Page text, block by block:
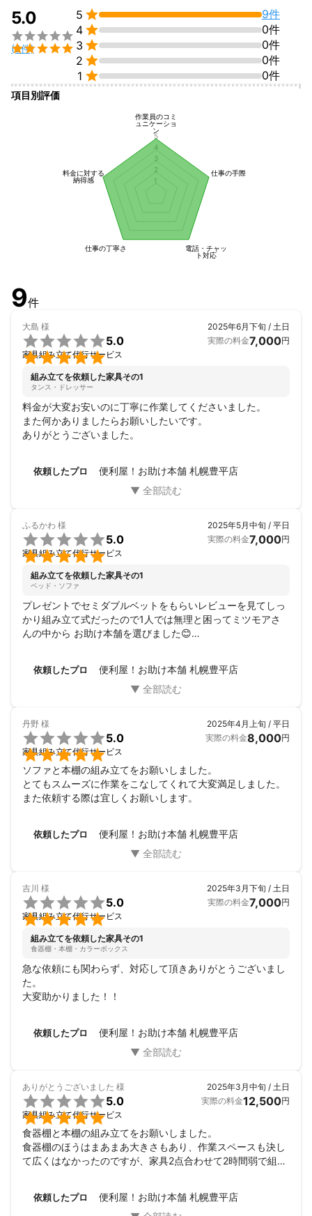
5.0


(9件)
5 
9件
4 
0件
3 
0件
2 
0件
1  0件
項目別評価
作業員のコミ
ュニケーショ
ン
仕事の手際
電話・チャッ
ト対応
仕事の丁寧さ
料金に対する
納得感
1
2
3
4
5
9件
大島 様


5.0
家具組み立て代行サービス
2025年6月下旬 / 土日
実際の料金7,000円
組み立てを依頼した家具その1
タンス・ドレッサー
料金が大変お安いのに丁寧に作業してくださいました。
また何かありましたらお願いしたいです。
ありがとうございました。
依頼したプロ 便利屋！お助け本舗 札幌豊平店
ふるかわ 様


5.0
家具組み立て代行サービス
2025年5月中旬 / 平日
実際の料金7,000円
組み立てを依頼した家具その1
ベッド・ソファ
プレゼントでセミダブルベットをもらいレビューを見てしっ
かり組み立て式だったので1人では無理と困ってミツモアさ
んの中から お助け本舗を選びました😊
今後も何かの時はお願いしたいと思います(*^^*)
ありがとうございました( * ॑꒳ ॑*)
依頼したプロ 便利屋！お助け本舗 札幌豊平店
丹野 様


5.0
家具組み立て代行サービス
2025年4月上旬 / 平日
実際の料金8,000円
ソファと本棚の組み立てをお願いしました。
とてもスムーズに作業をこなしてくれて大変満足しました。
また依頼する際は宜しくお願いします。
依頼したプロ 便利屋！お助け本舗 札幌豊平店
吉川 様


5.0
家具組み立て代行サービス
2025年3月下旬 / 土日
実際の料金7,000円
組み立てを依頼した家具その1
食器棚・本棚・カラーボックス
急な依頼にも関わらず、対応して頂きありがとうございまし
た。
大変助かりました！！
依頼したプロ 便利屋！お助け本舗 札幌豊平店
ありがとうございました 様


5.0
家具組み立て代行サービス
2025年3月中旬 / 土日
実際の料金12,500円
食器棚と本棚の組み立てをお願いしました。
食器棚のほうはまあまあ大きさもあり、作業スペースも決し
て広くはなかったのですが、家具2点合わせて2時間弱で組み
また機会があればお願いしたいと思います。
依頼したプロ 便利屋！お助け本舗 札幌豊平店